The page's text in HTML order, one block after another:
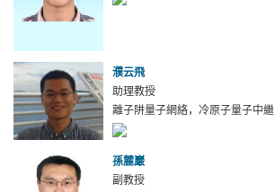
濮云飛
助理教授
離子阱量子網絡，冷原子量子中繼
孫麓巖
副教授